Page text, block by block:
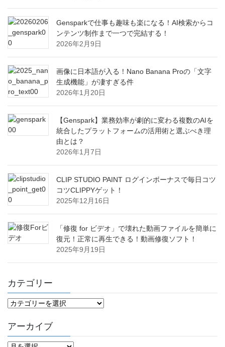
Gensparkで仕事も趣味も楽になる！AI検索からコ
ンテンツ制作まで一つで完結する！
2026年2月9日
画像に日本語が入る！Nano Banana Proの「文字
生成機能」が凄すぎる件
2026年1月20日
【Genspark】業務効率が劇的に変わる複数のAIを
統合したプラットフォームの活用術と選ぶべき理
由とは？
2026年1月7日
CLIP STUDIO PAINT ログインボーナスで毎日コツ
コツCLIPPYゲット！
2025年12月16日
「修復 for ビデオ」で壊れた動画ファイルを簡単に
復元！正常に再生できる！動画修復ソフト！
2025年9月19日
カテゴリー
カ
テ
リ
ー
アーカイブ
ア